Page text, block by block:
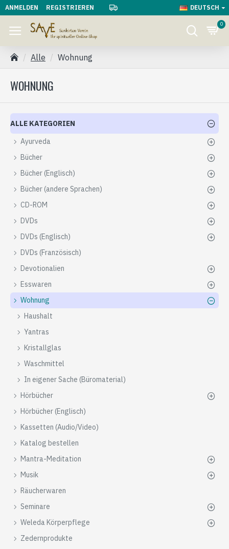
ANMELDEN REGISTRIEREN DEUTSCH
0
Alle Wohnung
WOHNUNG
ALLE KATEGORIEN
Ayurveda
Bücher
Bücher (Englisch)
Bücher (andere Sprachen)
CD-ROM
DVDs
DVDs (Englisch)
DVDs (Französisch)
Devotionalien
Esswaren
Wohnung
Haushalt
Yantras
Kristallglas
Waschmittel
In eigener Sache (Büromaterial)
Hörbücher
Hörbücher (Englisch)
Kassetten (Audio/Video)
Katalog bestellen
Mantra-Meditation
Musik
Räucherwaren
Seminare
Weleda Körperpflege
Zedernprodukte